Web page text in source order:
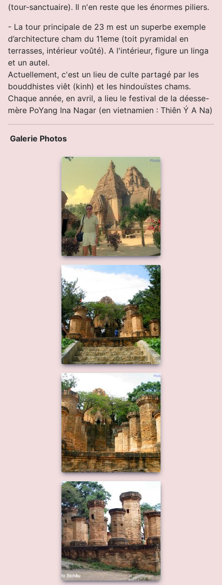
(tour-sanctuaire). Il n'en reste que les énormes piliers.
- La tour principale de 23 m est un superbe exemple
d’architecture cham du 11eme (toit pyramidal en
terrasses, intérieur voûté). A l'intérieur, figure un linga
et un autel.
Actuellement, c'est un lieu de culte partagé par les
bouddhistes viêt (kinh) et les hindouïstes chams.
Chaque année, en avril, a lieu le festival de la déesse-
mère PoYang Ina Nagar (en vietnamien : Thiên Ý A Na)
Galerie Photos